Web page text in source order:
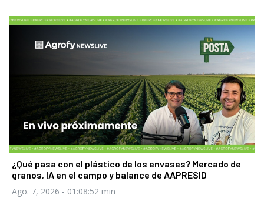
¿Qué pasa con el plástico de los envases? Mercado de
granos, IA en el campo y balance de AAPRESID
Ago. 7, 2026 - 01:08:52 min